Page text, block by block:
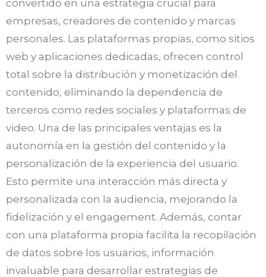
convertido en una estrategia crucial para
empresas, creadores de contenido y marcas
personales. Las plataformas propias, como sitios
web y aplicaciones dedicadas, ofrecen control
total sobre la distribución y monetización del
contenido, eliminando la dependencia de
terceros como redes sociales y plataformas de
video. Una de las principales ventajas es la
autonomía en la gestión del contenido y la
personalización de la experiencia del usuario.
Esto permite una interacción más directa y
personalizada con la audiencia, mejorando la
fidelización y el engagement. Además, contar
con una plataforma propia facilita la recopilación
de datos sobre los usuarios, información
invaluable para desarrollar estrategias de